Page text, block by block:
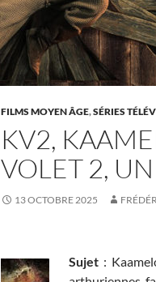
FILMS MOYEN ÂGE,SÉRIES
KV2,
VOLET 2,
13 OCTOBRE 2025
Sujet :